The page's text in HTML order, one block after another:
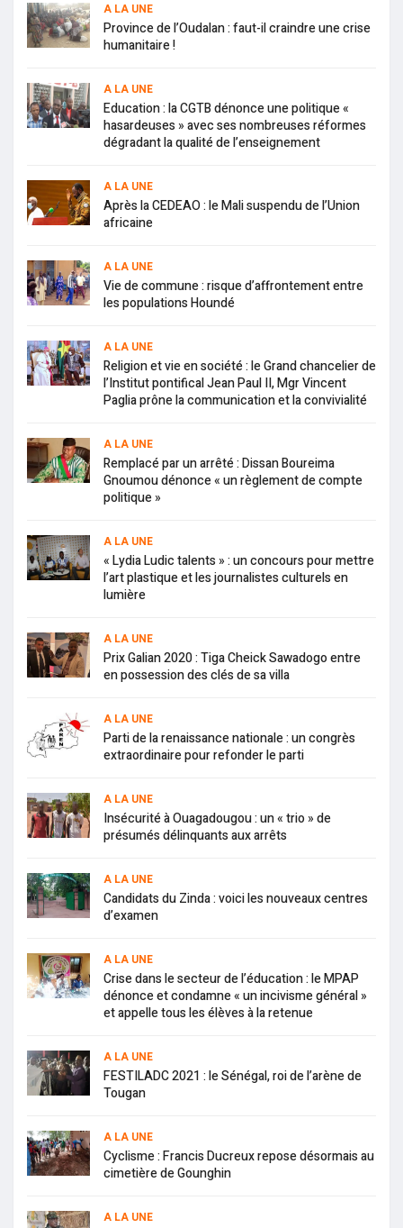
A LA UNE
Province de l’Oudalan : faut-il craindre une crise
humanitaire !
A LA UNE
Education : la CGTB dénonce une politique «
hasardeuses » avec ses nombreuses réformes
dégradant la qualité de l’enseignement
A LA UNE
Après la CEDEAO : le Mali suspendu de l’Union
africaine
A LA UNE
Vie de commune : risque d’affrontement entre
les populations Houndé
A LA UNE
Religion et vie en société : le Grand chancelier de
l’Institut pontifical Jean Paul II, Mgr Vincent
Paglia prône la communication et la convivialité
A LA UNE
Remplacé par un arrêté : Dissan Boureima
Gnoumou dénonce « un règlement de compte
politique »
A LA UNE
« Lydia Ludic talents » : un concours pour mettre
l’art plastique et les journalistes culturels en
lumière
A LA UNE
Prix Galian 2020 : Tiga Cheick Sawadogo entre
en possession des clés de sa villa
A LA UNE
Parti de la renaissance nationale : un congrès
extraordinaire pour refonder le parti
A LA UNE
Insécurité à Ouagadougou : un « trio » de
présumés délinquants aux arrêts
A LA UNE
Candidats du Zinda : voici les nouveaux centres
d’examen
A LA UNE
Crise dans le secteur de l’éducation : le MPAP
dénonce et condamne « un incivisme général »
et appelle tous les élèves à la retenue
A LA UNE
FESTILADC 2021 : le Sénégal, roi de l’arène de
Tougan
A LA UNE
Cyclisme : Francis Ducreux repose désormais au
cimetière de Gounghin
A LA UNE